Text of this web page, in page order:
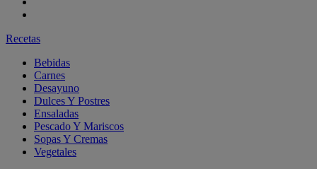
Recetas
Bebidas
Carnes
Desayuno
Dulces Y Postres
Ensaladas
Pescado Y Mariscos
Sopas Y Cremas
Vegetales